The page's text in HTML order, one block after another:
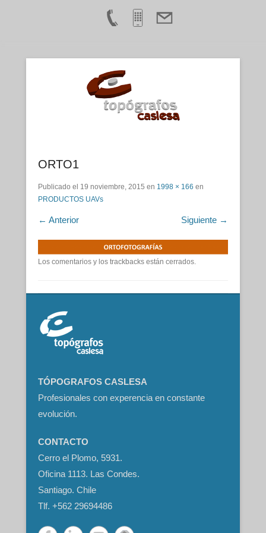
ORTO1
Publicado el 19 noviembre, 2015 en 1998 × 166 en
PRODUCTOS UAVs
← Anterior Siguiente →
Los comentarios y los trackbacks están cerrados.
TÓPOGRAFOS CASLESA
Profesionales con experencia en constante
evolución.
CONTACTO
Cerro el Plomo, 5931.
Oficina 1113. Las Condes.
Santiago. Chile
Tlf. +562 29694486